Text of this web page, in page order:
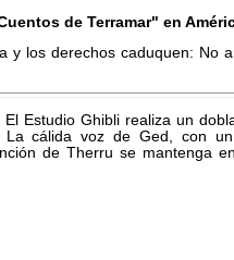
de Terramar" en
los derechos caduquen: No
Estudio Ghibli realiza un
cálida voz de Ged, con
de Therru se mantenga